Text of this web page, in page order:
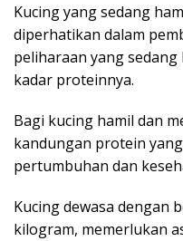
Kucing yang sedang
diperhatikan dalam
peliharaan yang
kadar proteinnya.
Bagi kucing hamil dan
kandungan protein
pertumbuhan dan
Kucing dewasa dengan
kilogram, memerlukan